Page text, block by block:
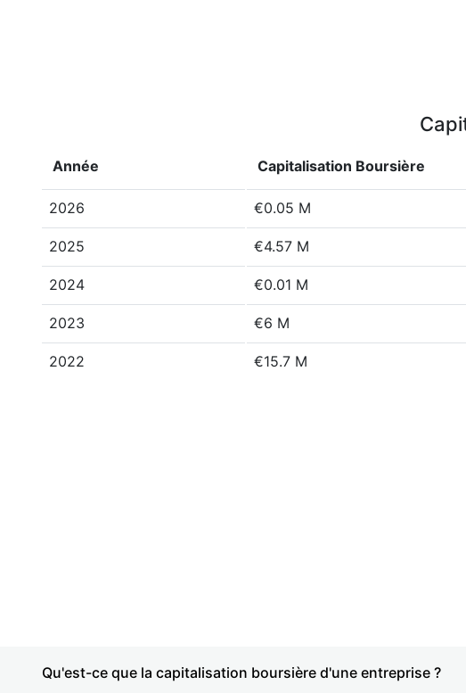
Année Capitalisation Boursière
2026 €0.05 M
2025 €4.57 M
2024 €0.01 M
2023 €6 M
2022 €15.7 M
Qu'est-ce que la capitalisation boursière d'une entreprise ?